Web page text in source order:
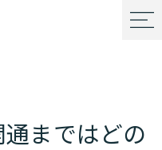
まではどの